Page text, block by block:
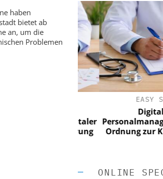
haben
bietet ab
an, um die
Problemen
Von digitaler
EASY
Ordnung zur KI-
ONLINE